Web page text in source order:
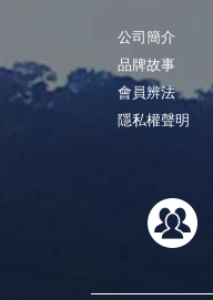
公司簡介
品牌故事
會員辨法
隱私權聲明